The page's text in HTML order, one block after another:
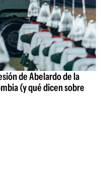
de Abelardo de la
(y qué dicen sobre